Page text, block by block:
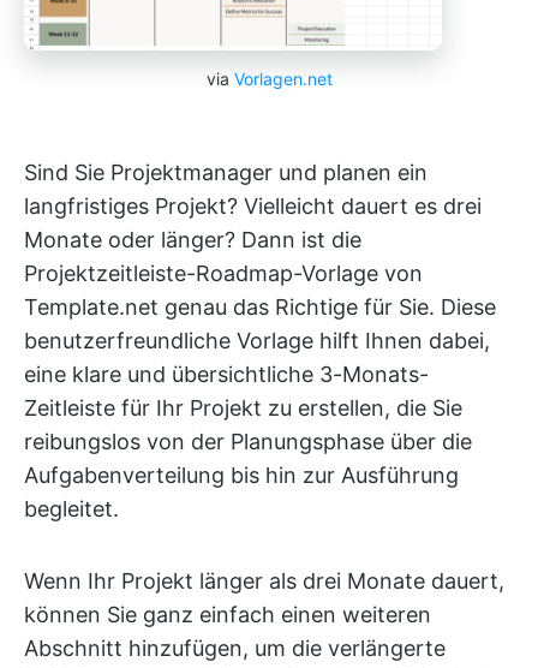
via Vorlagen.net
Sind Sie Projektmanager und planen ein
langfristiges Projekt? Vielleicht dauert es drei
Monate oder länger? Dann ist die
Projektzeitleiste-Roadmap-Vorlage von
Template.net genau das Richtige für Sie. Diese
benutzerfreundliche Vorlage hilft Ihnen dabei,
eine klare und übersichtliche 3-Monats-
Zeitleiste für Ihr Projekt zu erstellen, die Sie
reibungslos von der Planungsphase über die
Aufgabenverteilung bis hin zur Ausführung
begleitet.
Wenn Ihr Projekt länger als drei Monate dauert,
können Sie ganz einfach einen weiteren
Abschnitt hinzufügen, um die verlängerte